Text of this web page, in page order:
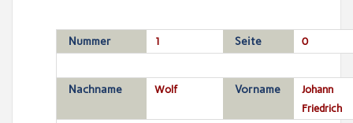
Nummer 1 Seite 0
Nachname Wolf Vorname
Johann
Friedrich